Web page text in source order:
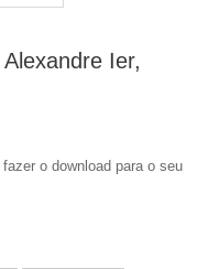
Ier,
o download para o seu